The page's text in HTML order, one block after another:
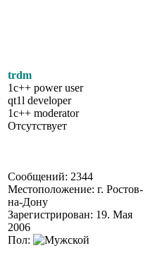
trdm
1c++ power user
qt1l developer
1c++ moderator
Отсутствует
Сообщений: 2344
Местоположение: г. Ростов-
на-Дону
Зарегистрирован: 19. Мая
2006
Пол: